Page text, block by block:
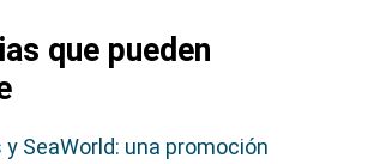
que pueden
SeaWorld: una promoción